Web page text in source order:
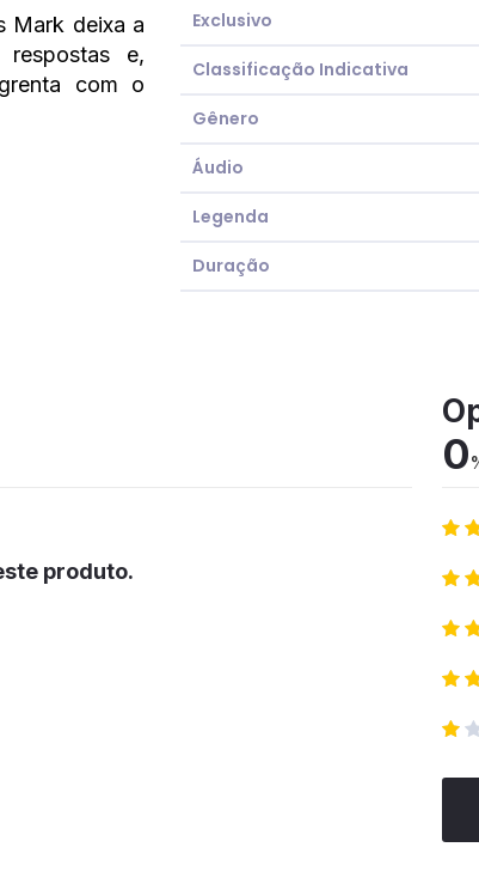
Mark deixa a
e,
com o
Exclusivo
Classificação Indicativa
Gênero
Áudio
Legenda
Duração
produto.
0